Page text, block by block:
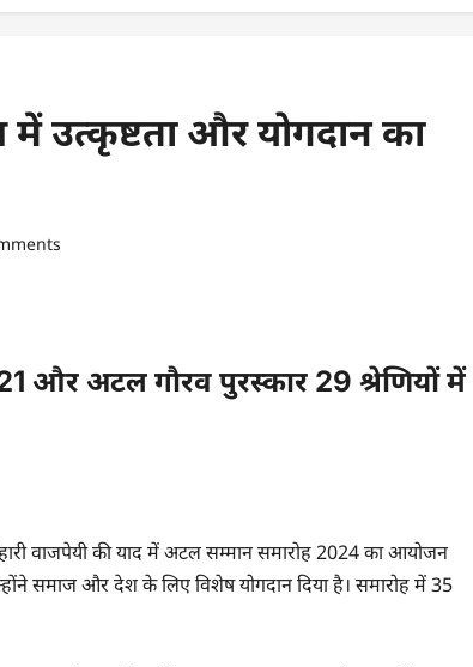
उत्कृष्टता और योगदान का
और अटल गौरव पुरस्कार 29 श्रेणियों में
वाजपेयी की याद में अटल सम्मान समारोह 2024 का आयोजन
समाज और देश के लिए विशेष योगदान दिया है। समारोह में 35